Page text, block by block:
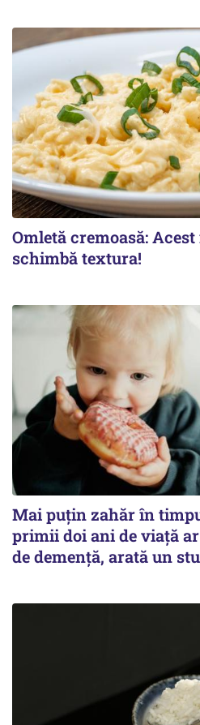
Omletă cremoasă:
schimbă textura!
Mai puțin zahăr în
primii doi ani de viață
de demență, arată un